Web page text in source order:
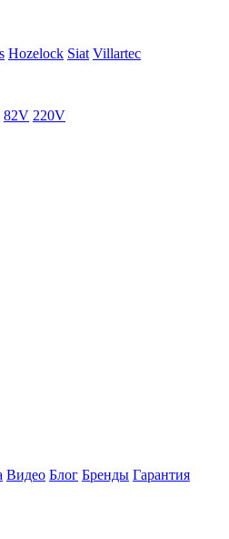
Hozelock Siat Villartec
82V 220V
Видео Блог Бренды Гарантия